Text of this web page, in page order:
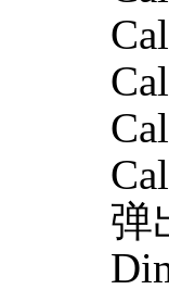
Call
Call
Call
Call
弹出
Dim